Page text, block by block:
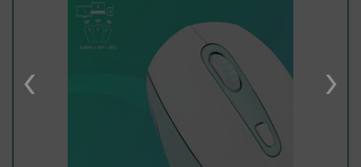
‹ ›